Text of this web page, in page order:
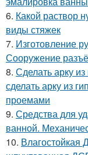
6. Какой раствор
виды стяжек
7. Изготовление
Сооружение
8. Сделать арку
сделать арку из
проемами
9. Средства для
ванной.
10. Влагостойкая